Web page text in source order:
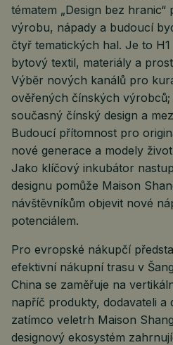
tématem „Design bez
výrobu, nápady a budoucí
čtyř tematických hal. Je to
bytový textil, materiály a
Výběr nových kanálů pro
ověřených čínských
současný čínský design a
Budoucí přítomnost pro
nové generace a modely
Jako klíčový inkubátor
designu pomůže Maison
návštěvníkům objevit nové
potenciálem.
Pro evropské nákupčí
efektivní nákupní trasu v
China se zaměřuje na
napříč produkty, dodavateli a
zatímco veletrh Maison
designový ekosystém